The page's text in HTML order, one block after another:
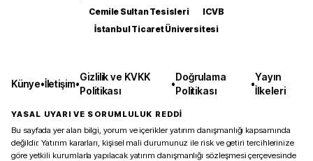
Cemile Sultan Tesisleri
ICVB
İstanbul Ticaret Üniversitesi
Künye•İletişim•
Gizlilik ve KVKK
Politikası
•
Doğrulama
Politikası
•
Yayın
İlkeleri
YASAL UYARI VE SORUMLULUK REDDİ
Bu sayfada yer alan bilgi, yorum ve içerikler yatırım danışmanlığı kapsamında
değildir. Yatırım kararları, kişisel mali durumunuz ile risk ve getiri tercihlerinize
göre yetkili kurumlarla yapılacak yatırım danışmanlığı sözleşmesi çerçevesinde